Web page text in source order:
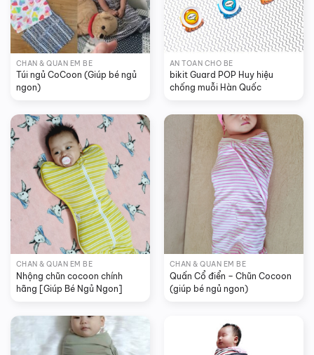
CHĂN & QUẤN EM BÉ
Túi ngủ CoCoon (Giúp bé ngủ
ngon)
AN TOÀN CHO BÉ
bikit Guard POP Huy hiệu
chống muỗi Hàn Quốc
CHĂN & QUẤN EM BÉ
Nhộng chũn cocoon chính
hãng [Giúp Bé Ngủ Ngon]
CHĂN & QUẤN EM BÉ
Quấn Cổ điển – Chũn Cocoon
(giúp bé ngủ ngon)